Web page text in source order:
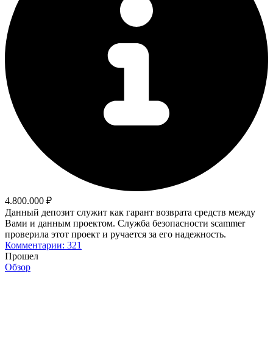
4.800.000 ₽
Данный депозит служит как гарант возврата средств между
Вами и данным проектом. Служба безопасности scammer
проверила этот проект и ручается за его надежность.
Комментарии: 321
Прошел
Обзор